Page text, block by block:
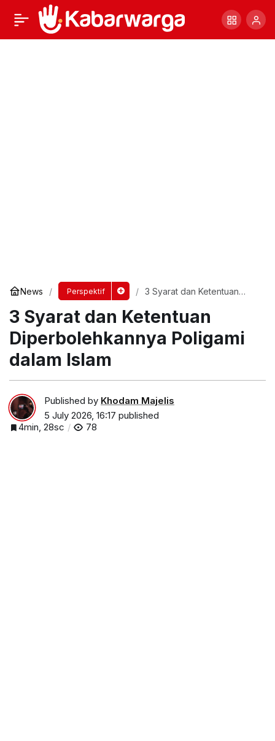
News Perspektif
3 Syarat dan Ketentuan
dalam Islam
3 Syarat dan Ketentuan
Diperbolehkannya Poligami
dalam Islam
Published by Khodam Majelis
5 July 2026, 16:17 published
4min, 28sc
78